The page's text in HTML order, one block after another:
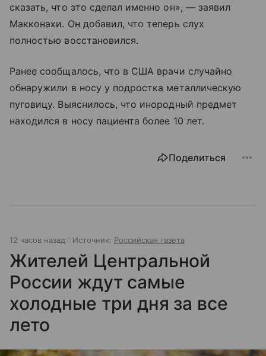
сказать, что это сделал именно он», — заявил
Макконахи. Он добавил, что теперь слух
полностью восстановился.
Ранее сообщалось, что в США врачи случайно
обнаружили в носу у подростка металлическую
пуговицу. Выяснилось, что инородный предмет
находился в носу пациента более 10 лет.
Поделиться
12 часов назад Источник: Российская газета
Жителей Центральной
России ждут самые
холодные три дня за все
лето